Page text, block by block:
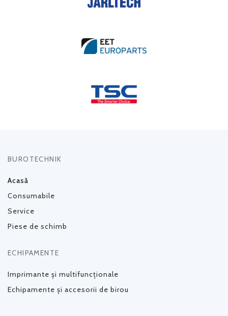
BUROTECHNIK
Acasă
Consumabile
Service
Piese de schimb
ECHIPAMENTE
Imprimante și multifuncționale
Echipamente și accesorii de birou